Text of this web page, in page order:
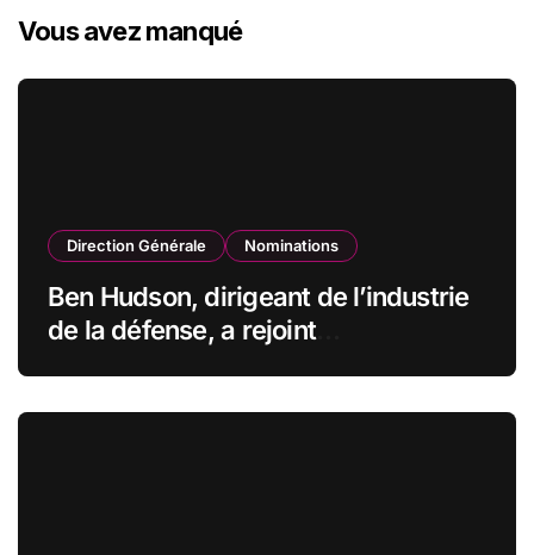
Vous avez manqué
Direction Générale Nominations
Ben Hudson, dirigeant de l’industrie
de la défense, a rejoint